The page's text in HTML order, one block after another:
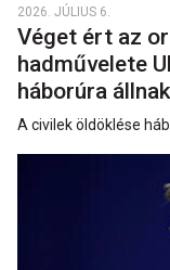
2026. JÚLIUS 6.
Véget ért az
hadművelete
háborúra
A civilek öldöklése